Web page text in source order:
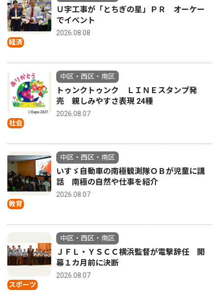
経済
Ｕ字工事が「とちぎの星」ＰＲ オーケー
でイベント
2026.08.08
社会
中区・西区・南区
トゥンクトゥンク ＬＩＮＥスタンプ発
売 親しみやすさ表現 24種
2026.08.07
教育
中区・西区・南区
いすゞ自動車の南極観測隊ＯＢが児童に講
話 南極の自然や仕事を紹介
2026.08.07
スポーツ
中区・西区・南区
ＪＦＬ・ＹＳＣＣ横浜監督が電撃辞任 開
幕１カ月前に決断
2026.08.07